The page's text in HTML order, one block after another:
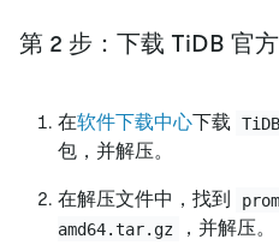
第 2 步：下载 TiDB 官
在软件下载中心下载
包，并解压。
在解压文件中，找到
amd64.tar.gz
，并解压。